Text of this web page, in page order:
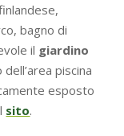
bagno di
il giardino
piscina
esposto
sito.